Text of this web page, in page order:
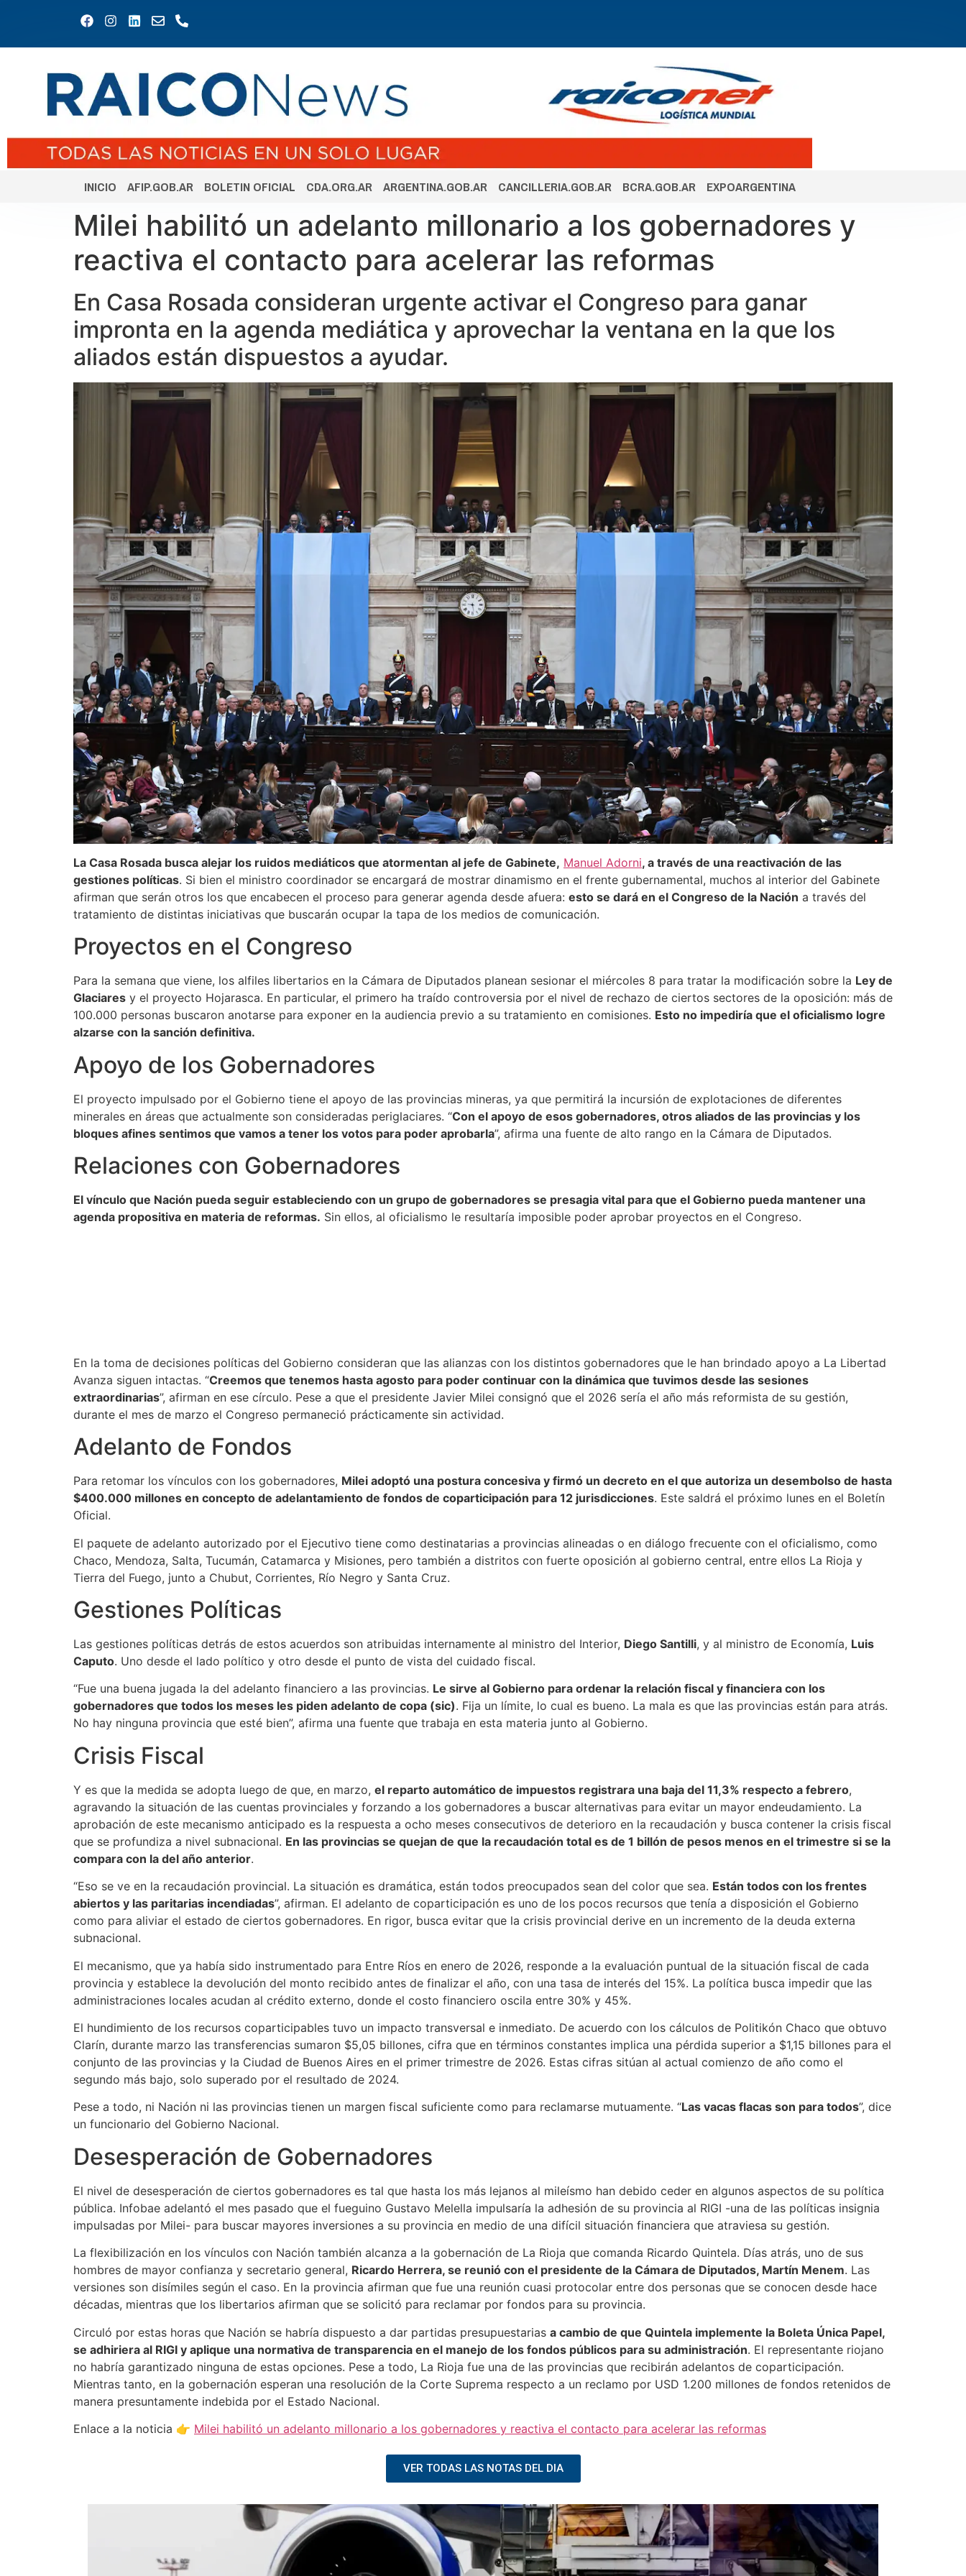
INICIO AFIP.GOB.AR BOLETIN OFICIAL CDA.ORG.AR ARGENTINA.GOB.AR CANCILLERIA.GOB.AR BCRA.GOB.AR EXPOARGENTINA
Milei habilitó un adelanto millonario a los gobernadores y
reactiva el contacto para acelerar las reformas
En Casa Rosada consideran urgente activar el Congreso para ganar
impronta en la agenda mediática y aprovechar la ventana en la que los
aliados están dispuestos a ayudar.
La Casa Rosada busca alejar los ruidos mediáticos que atormentan al jefe de Gabinete, Manuel Adorni, a través de una reactivación de las
gestiones políticas. Si bien el ministro coordinador se encargará de mostrar dinamismo en el frente gubernamental, muchos al interior del Gabinete
afirman que serán otros los que encabecen el proceso para generar agenda desde afuera: esto se dará en el Congreso de la Nación a través del
tratamiento de distintas iniciativas que buscarán ocupar la tapa de los medios de comunicación.
Proyectos en el Congreso
Para la semana que viene, los alfiles libertarios en la Cámara de Diputados planean sesionar el miércoles 8 para tratar la modificación sobre la Ley de
Glaciares y el proyecto Hojarasca. En particular, el primero ha traído controversia por el nivel de rechazo de ciertos sectores de la oposición: más de
100.000 personas buscaron anotarse para exponer en la audiencia previo a su tratamiento en comisiones. Esto no impediría que el oficialismo logre
alzarse con la sanción definitiva.
Apoyo de los Gobernadores
El proyecto impulsado por el Gobierno tiene el apoyo de las provincias mineras, ya que permitirá la incursión de explotaciones de diferentes
minerales en áreas que actualmente son consideradas periglaciares. “Con el apoyo de esos gobernadores, otros aliados de las provincias y los
bloques afines sentimos que vamos a tener los votos para poder aprobarla”, afirma una fuente de alto rango en la Cámara de Diputados.
Relaciones con Gobernadores
El vínculo que Nación pueda seguir estableciendo con un grupo de gobernadores se presagia vital para que el Gobierno pueda mantener una
agenda propositiva en materia de reformas. Sin ellos, al oficialismo le resultaría imposible poder aprobar proyectos en el Congreso.
En la toma de decisiones políticas del Gobierno consideran que las alianzas con los distintos gobernadores que le han brindado apoyo a La Libertad
Avanza siguen intactas. “
Creemos que tenemos hasta agosto para poder continuar con la dinámica que tuvimos desde las sesiones
extraordinarias ”, afirman en ese círculo. Pese a que el presidente Javier Milei consignó que el 2026 sería el año más reformista de su gestión,
durante el mes de marzo el Congreso permaneció prácticamente sin actividad.
Adelanto de Fondos
Para retomar los vínculos con los gobernadores,
Milei adoptó una postura concesiva y firmó un decreto en el que autoriza un desembolso de hasta
$400.000 millones en concepto de adelantamiento de fondos de coparticipación para 12 jurisdicciones
. Este saldrá el próximo lunes en el Boletín
Oficial.
El paquete de adelanto autorizado por el Ejecutivo tiene como destinatarias a provincias alineadas o en diálogo frecuente con el oficialismo, como
Chaco, Mendoza, Salta, Tucumán, Catamarca y Misiones, pero también a distritos con fuerte oposición al gobierno central, entre ellos La Rioja y
Tierra del Fuego, junto a Chubut, Corrientes, Río Negro y Santa Cruz.
Gestiones Políticas
Las gestiones políticas detrás de estos acuerdos son atribuidas internamente al ministro del Interior,Diego Santilli
“Fue una buena jugada la del adelanto financiero a las provincias.Le sirve al Gobierno para ordenar la relación fiscal y financiera con los
gobernadores que todos los meses les piden adelanto de copa (sic). Fija un límite, lo cual es bueno. La mala es que las provincias están para atrás.
No hay ninguna provincia que esté bien”, afirma una fuente que trabaja en esta materia junto al Gobierno.
Crisis Fiscal
agravando la situación de las cuentas provinciales y forzando a los gobernadores a buscar alternativas para evitar un mayor endeudamiento. La
que se profundiza a nivel subnacional.En las provincias se quejan de que la recaudación total es de 1 billón de pesos menos en el trimestre si se la
compara con la del año anterior
abiertos y las paritarias incendiadas ”, afirman. El adelanto de coparticipación es uno de los pocos recursos que tenía a disposición el Gobierno
como para aliviar el estado de ciertos gobernadores. En rigor, busca evitar que la crisis provincial derive en un incremento de la deuda externa
subnacional.
provincia y establece la devolución del monto recibido antes de finalizar el año, con una tasa de interés del 15%. La política busca impedir que las
administraciones locales acudan al crédito externo, donde el costo financiero oscila entre 30% y 45%.
El hundimiento de los recursos coparticipables tuvo un impacto transversal e inmediato. De acuerdo con los cálculos de Politikón Chaco que obtuvo
Clarín, durante marzo las transferencias sumaron $5,05 billones, cifra que en términos constantes implica una pérdida superior a $1,15 billones para el
segundo más bajo, solo superado por el resultado de 2024.
Pese a todo, ni Nación ni las provincias tienen un margen fiscal suficiente como para reclamarse mutuamente. “
Desesperación de Gobernadores
El nivel de desesperación de ciertos gobernadores es tal que hasta los más lejanos al mileísmo han debido ceder en algunos aspectos de su política
pública. Infobae adelantó el mes pasado que el fueguino Gustavo Melella impulsaría la adhesión de su provincia al RIGI -una de las políticas insignia